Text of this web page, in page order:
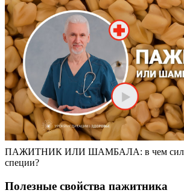
ПАЖИТНИК ИЛИ ШАМБАЛА: в чем сила
специи?
Полезные свойства пажитника